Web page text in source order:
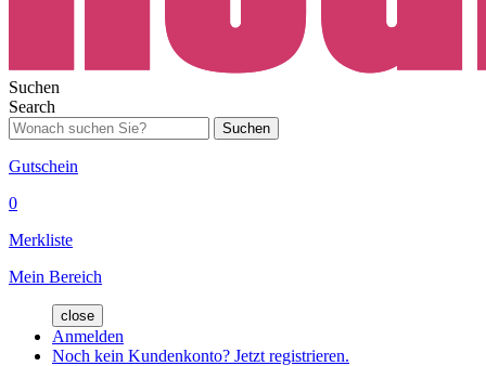
Suchen
Search
Suchen
Gutschein
0
Merkliste
Mein Bereich
close
Anmelden
Noch kein Kundenkonto? Jetzt registrieren.